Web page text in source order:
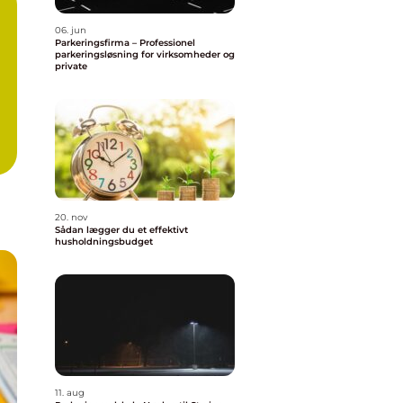
06. jun
Parkeringsfirma – Professionel
parkeringsløsning for virksomheder og
private
20. nov
Sådan lægger du et effektivt
husholdningsbudget
11. aug